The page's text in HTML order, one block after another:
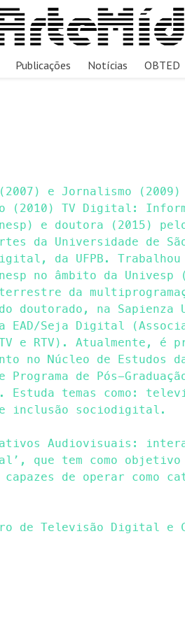
Publicações Notícias OBTED
(2007) e Jornalismo
(2010) TV Digital:
e doutora (2015) pelo
da Universidade de
da UFPB.
no âmbito da
da
doutorado, na
EAD/Seja Digital
e RTV). Atualmente, é
no Núcleo de
de Pós-
Estuda temas como:
inclusão sociodigital.
Audiovisuais:
que tem como
de operar como
Televisão Digital e